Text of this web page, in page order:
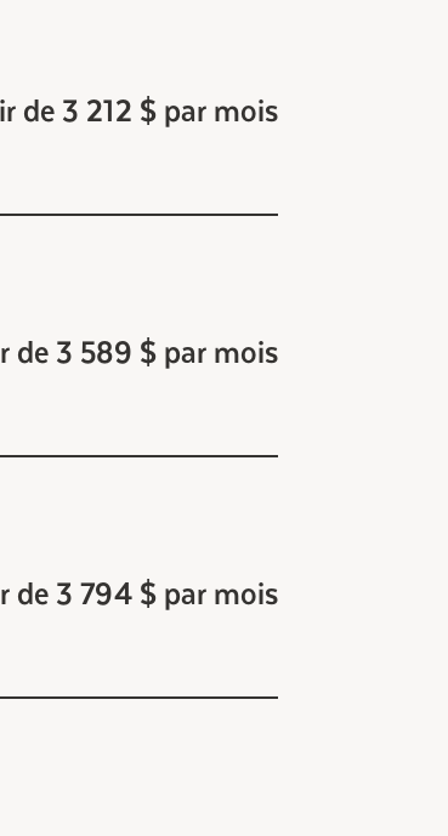
de 3 212 $ par mois
de 3 589 $ par mois
de 3 794 $ par mois